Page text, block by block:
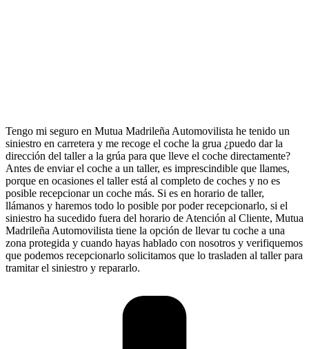
Tengo mi seguro en Mutua Madrileña Automovilista he tenido un
siniestro en carretera y me recoge el coche la grua ¿puedo dar la
dirección del taller a la grúa para que lleve el coche directamente?
Antes de enviar el coche a un taller, es imprescindible que llames,
porque en ocasiones el taller está al completo de coches y no es
posible recepcionar un coche más. Si es en horario de taller,
llámanos y haremos todo lo posible por poder recepcionarlo, si el
siniestro ha sucedido fuera del horario de Atención al Cliente, Mutua
Madrileña Automovilista tiene la opción de llevar tu coche a una
zona protegida y cuando hayas hablado con nosotros y verifiquemos
que podemos recepcionarlo solicitamos que lo trasladen al taller para
tramitar el siniestro y repararlo.